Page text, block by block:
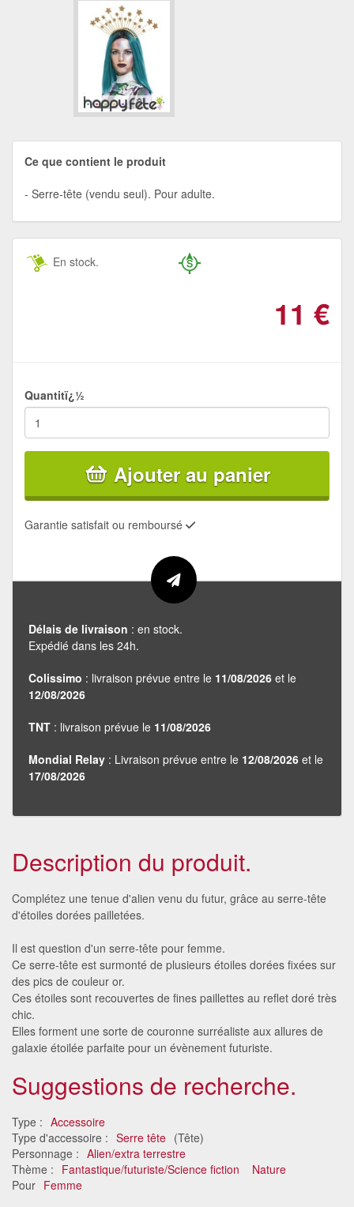
Ce que contient le produit
Serre-tête (vendu seul). Pour adulte.
En stock.
11 €
Quantitï¿½
Ajouter au panier
Garantie satisfait ou remboursé
Délais de livraison : en stock.
Expédié dans les 24h.
Colissimo : livraison prévue entre le 11/08/2026 et le
12/08/2026
TNT : livraison prévue le 11/08/2026
Mondial Relay : Livraison prévue entre le 12/08/2026 et le
17/08/2026
Description du produit.
Complétez une tenue d'alien venu du futur, grâce au serre-tête
d'étoiles dorées pailletées.
Il est question d'un serre-tête pour femme.
Ce serre-tête est surmonté de plusieurs étoiles dorées fixées sur
des pics de couleur or.
Ces étoiles sont recouvertes de fines paillettes au reflet doré très
chic.
Elles forment une sorte de couronne surréaliste aux allures de
galaxie étoilée parfaite pour un évènement futuriste.
Suggestions de recherche.
Type : Accessoire
Type d'accessoire : Serre tête (Tête)
Personnage : Alien/extra terrestre
Thème : Fantastique/futuriste/Science fiction
Nature
Pour Femme